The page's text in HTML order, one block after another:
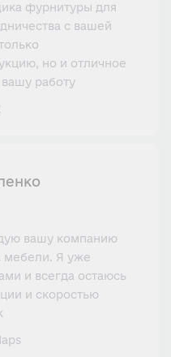
фурнитуры для
с вашей
но и отличное
работу
вашу компанию
мебели. Я уже
и всегда остаюсь
и скоростью